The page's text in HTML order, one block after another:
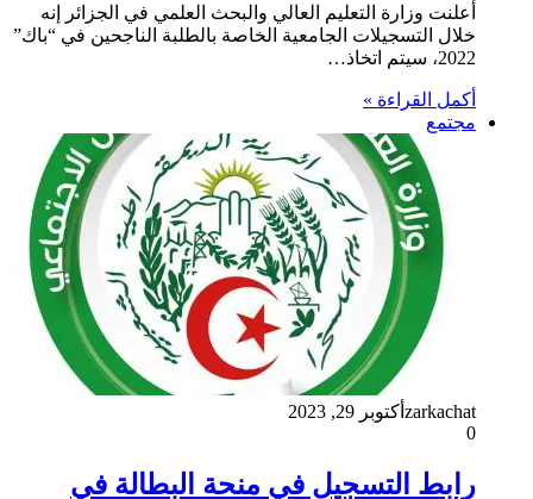
أعلنت وزارة التعليم العالي والبحث العلمي في الجزائر إنه
خلال التسجيلات الجامعية الخاصة بالطلبة الناجحين في “باك”
2022، سيتم اتخاذ…
أكمل القراءة »
مجتمع
zarkachat أكتوبر 29, 2023
0
رابط التسجيل في منحة البطالة في